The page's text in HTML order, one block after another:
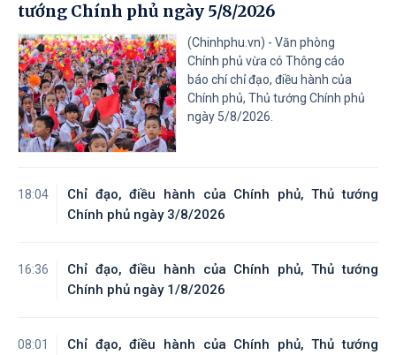
tướng Chính phủ ngày 5/8/2026
(Chinhphu.vn) - Văn phòng
Chính phủ vừa có Thông cáo
báo chí chỉ đạo, điều hành của
Chính phủ, Thủ tướng Chính phủ
ngày 5/8/2026.
18:04
Chỉ đạo, điều hành của Chính phủ, Thủ tướng
Chính phủ ngày 3/8/2026
16:36
Chỉ đạo, điều hành của Chính phủ, Thủ tướng
Chính phủ ngày 1/8/2026
08:01
Chỉ đạo, điều hành của Chính phủ, Thủ tướng